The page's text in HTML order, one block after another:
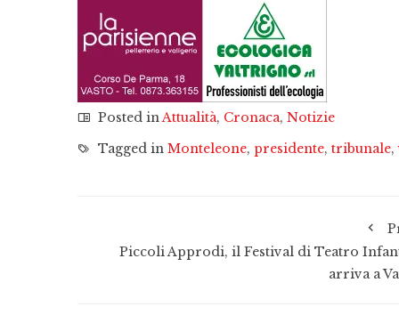
Posted inAttualità, Cronaca, Notizie
Tagged in Monteleone, presidente, tribunale,
Piccoli Approdi, il Festival di Teatro
arriva a